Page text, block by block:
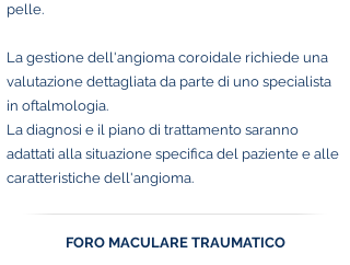
pelle.
La gestione dell'angioma coroidale richiede una
valutazione dettagliata da parte di uno specialista
in oftalmologia.
La diagnosi e il piano di trattamento saranno
adattati alla situazione specifica del paziente e alle
caratteristiche dell'angioma.
FORO MACULARE TRAUMATICO